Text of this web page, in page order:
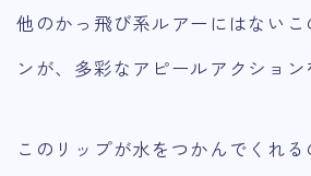
他のかっ飛び系ルアーにはない
ンが、多彩なアピールアクション
このリップが水をつかんでくれ